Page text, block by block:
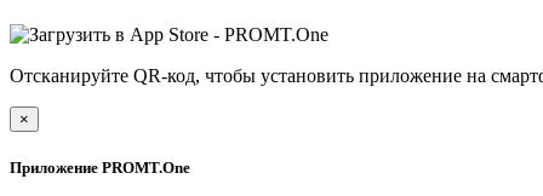
Отсканируйте QR-код, чтобы установить приложение на
×
Приложение PROMT.One